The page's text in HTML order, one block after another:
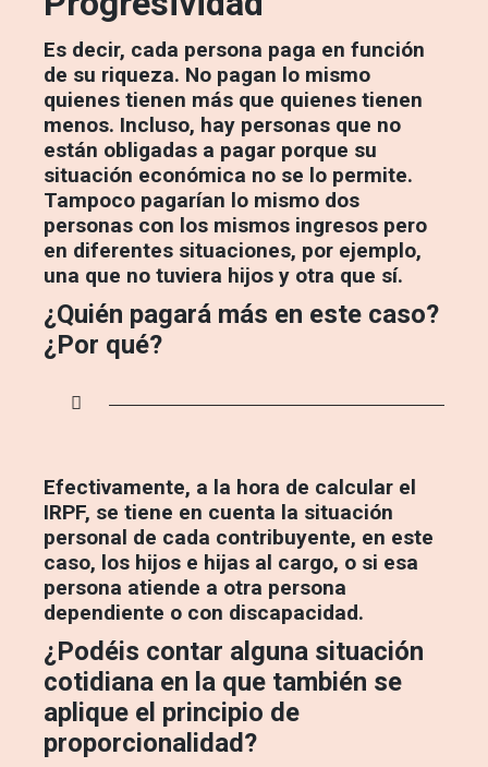
Es decir, cada persona paga en función
de su riqueza. No pagan lo mismo
quienes tienen más que quienes tienen
menos. Incluso, hay personas que no
están obligadas a pagar porque su
situación económica no se lo permite.
Tampoco pagarían lo mismo dos
personas con los mismos ingresos pero
en diferentes situaciones, por ejemplo,
una que no tuviera hijos y otra que sí.
¿Quién pagará más en este caso?
¿Por qué?
Efectivamente, a la hora de calcular el
IRPF, se tiene en cuenta la situación
personal de cada contribuyente, en este
caso, los hijos e hijas al cargo, o si esa
persona atiende a otra persona
dependiente o con discapacidad.
¿Podéis contar alguna situación
cotidiana en la que también se
aplique el principio de
proporcionalidad?